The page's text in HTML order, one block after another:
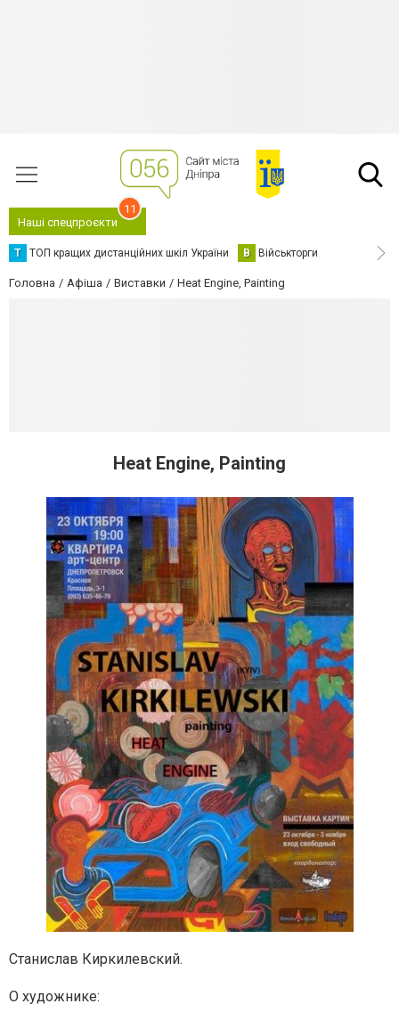
Наші спецпроєкти
11
Т ТОП кращих дистанційних шкіл України В Військторги
Головна Афіша Виставки Heat Engine, Painting
Heat Engine, Painting
Станислав Киркилевский.
О художнике: